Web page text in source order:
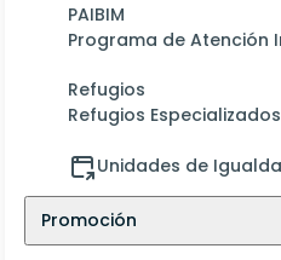
PAIBIM
Programa de Atención
Refugios
Refugios
Unidades de
Promoción